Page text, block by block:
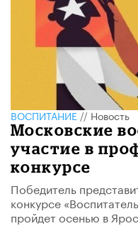
ВОСПИТАНИЕ//Новость
Московские
участие в
конкурсе
Победитель
конкурсе
пройдет осенью в